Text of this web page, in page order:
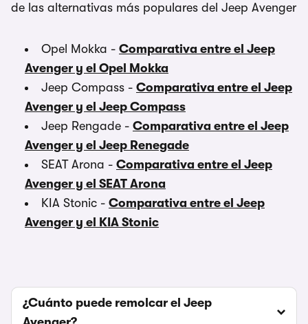
de las alternativas más populares del Jeep Avenger
Opel Mokka - Comparativa entre el Jeep
Avenger y el Opel Mokka
Jeep Compass - Comparativa entre el Jeep
Avenger y el Jeep Compass
Jeep Rengade - Comparativa entre el Jeep
Avenger y el Jeep Renegade
SEAT Arona - Comparativa entre el Jeep
Avenger y el SEAT Arona
KIA Stonic - Comparativa entre el Jeep
Avenger y el KIA Stonic
¿Cuánto puede remolcar el Jeep